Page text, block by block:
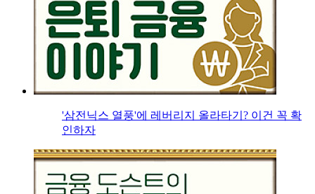
'삼전닉스 열풍'에 레버리지 올라타기? 이건 꼭 확
인하자